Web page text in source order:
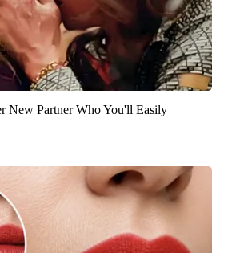
New Partner Who You'll Easily